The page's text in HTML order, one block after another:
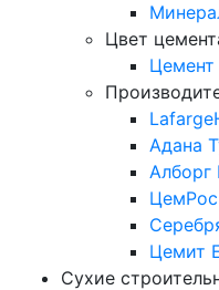
Цвет
Адана
Алборг
ЦемРос
Цемит
Сухие